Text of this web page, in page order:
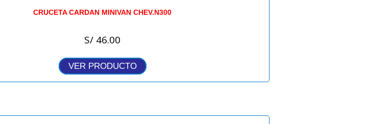
CRUCETA CARDAN MINIVAN CHEV.N300
S/ 46.00
VER PRODUCTO